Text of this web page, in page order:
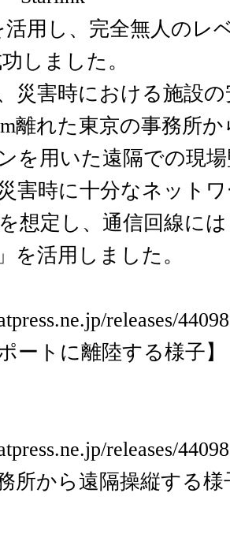
活用し、完全無人のレ
しました。
災害時における施設
離れた東京の事務所
を用いた遠隔での現
害時に十分なネット
想定し、通信回線には
を活用しました。
releases/
ートに離陸する様子】
releases/
所から遠隔操縦する様